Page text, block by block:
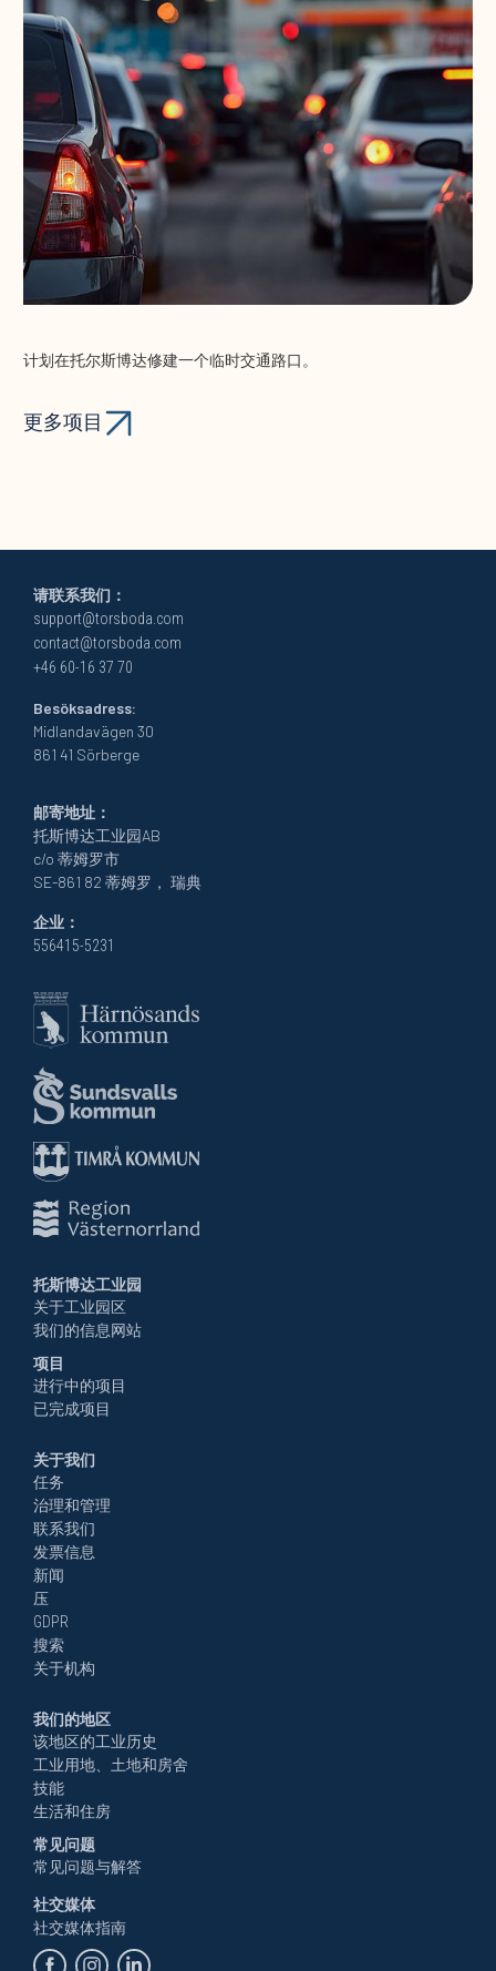
计划在托尔斯博达修建一个临时交通路口。
更多项目
请联系我们：
support@torsboda.com
contact@torsboda.com
+46 60-16 37 70
Besöksadress:
Midlandavägen 30
861 41 Sörberge
邮寄地址：
托斯博达工业园AB
c/o 蒂姆罗市
SE-861 82 蒂姆罗， 瑞典
企业：
556415-5231
托斯博达工业园
关于工业园区
我们的信息网站
项目
进行中的项目
已完成项目
关于我们
任务
治理和管理
联系我们
发票信息
新闻
压
GDPR
搜索
关于机构
我们的地区
该地区的工业历史
工业用地、土地和房舍
技能
生活和住房
常见问题
常见问题与解答
社交媒体
社交媒体指南